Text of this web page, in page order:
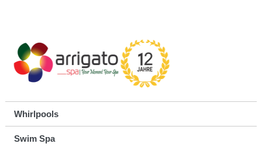
Whirlpools
Swim Spa